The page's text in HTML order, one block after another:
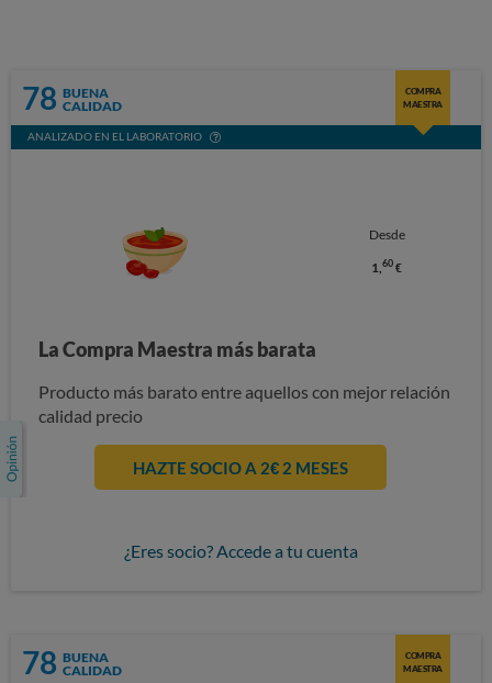
78 BUENA
CALIDAD
COMPRA
MAESTRA
ANALIZADO EN EL LABORATORIO
Desde
1,60 €
La Compra Maestra más barata
Producto más barato entre aquellos con mejor relación
calidad precio
HAZTE SOCIO A 2€ 2 MESES
¿Eres socio? Accede a tu cuenta
78 BUENA
CALIDAD
COMPRA
MAESTRA